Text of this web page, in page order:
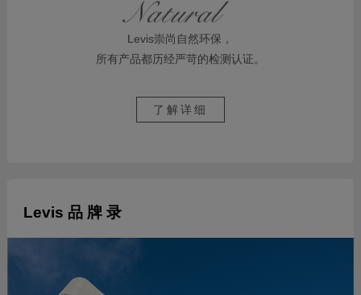
Levis崇尚自然环保，
所有产品都历经严苛的检测认证。
了解详细
Levis 品 牌 录